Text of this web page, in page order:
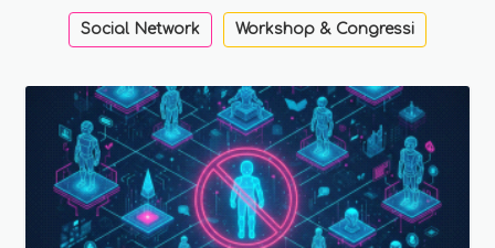
Social Network Workshop & Congressi